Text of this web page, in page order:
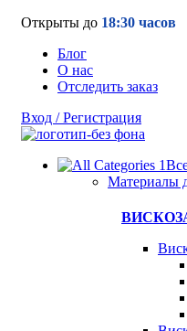
Открыты до 18:30 часов
Блог
О нас
Отследить заказ
Вход / Регистрация
Материалы